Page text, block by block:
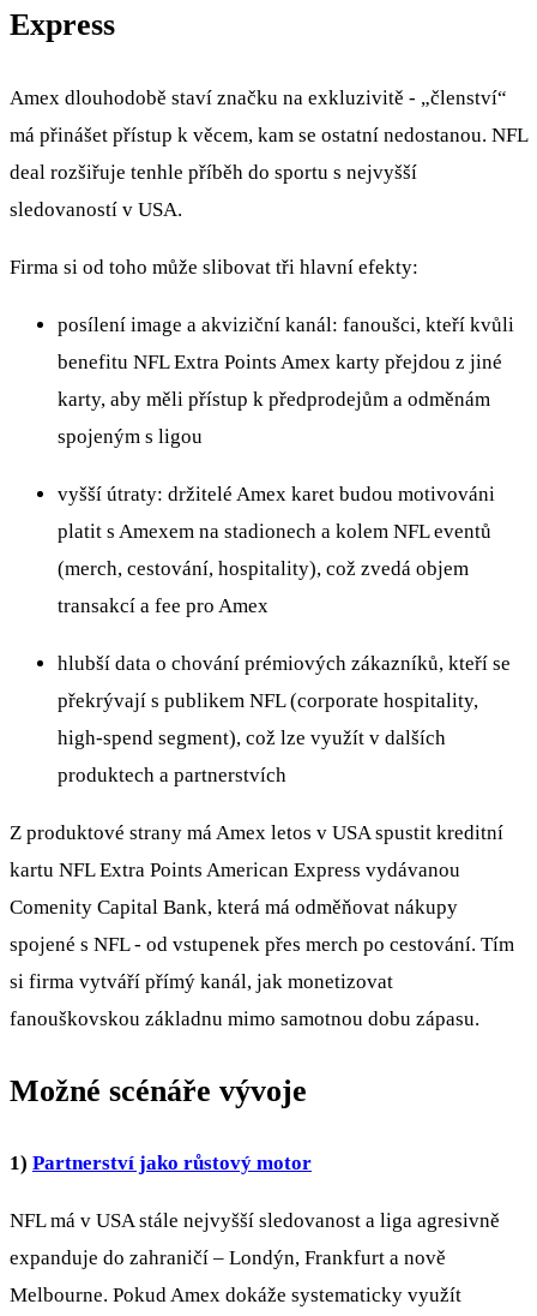
Express
Amex dlouhodobě staví značku na exkluzivitě - „členství“
má přinášet přístup k věcem, kam se ostatní nedostanou. NFL
deal rozšiřuje tenhle příběh do sportu s nejvyšší
sledovaností v USA.
Firma si od toho může slibovat tři hlavní efekty:
posílení image a akviziční kanál: fanoušci, kteří kvůli
benefitu NFL Extra Points Amex karty přejdou z jiné
karty, aby měli přístup k předprodejům a odměnám
spojeným s ligou
vyšší útraty: držitelé Amex karet budou motivováni
platit s Amexem na stadionech a kolem NFL eventů
(merch, cestování, hospitality), což zvedá objem
transakcí a fee pro Amex
hlubší data o chování prémiových zákazníků, kteří se
překrývají s publikem NFL (corporate hospitality,
high‑spend segment), což lze využít v dalších
produktech a partnerstvích
Z produktové strany má Amex letos v USA spustit kreditní
kartu NFL Extra Points American Express vydávanou
Comenity Capital Bank, která má odměňovat nákupy
spojené s NFL - od vstupenek přes merch po cestování. Tím
si firma vytváří přímý kanál, jak moneti­zovat
fanouškovskou základnu mimo samotnou dobu zápasu.
Možné scénáře vývoje
1) Partnerství jako růstový motor
NFL má v USA stále nejvyšší sledovanost a liga agresivně
expanduje do zahraničí – Londýn, Frankfurt a nově
Melbourne. Pokud Amex dokáže systematicky využít